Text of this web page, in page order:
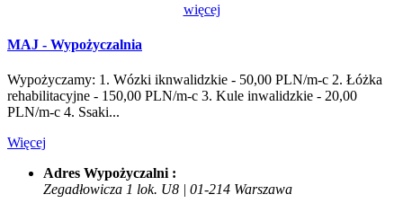
więcej
MAJ - Wypożyczalnia
Wypożyczamy: 1. Wózki iknwalidzkie - 50,00 PLN/m-c 2. Łóżka
rehabilitacyjne - 150,00 PLN/m-c 3. Kule inwalidzkie - 20,00
PLN/m-c 4. Ssaki...
Więcej
Adres Wypożyczalni :
Zegadłowicza 1 lok. U8 | 01-214 Warszawa